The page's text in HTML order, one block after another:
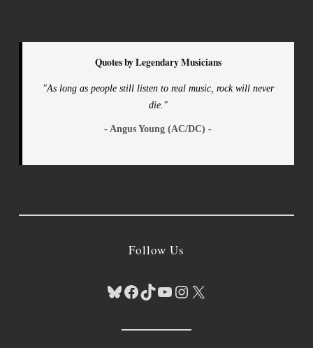
Quotes by Legendary Musicians
"As long as people still listen to real music, rock will never
die."
- Angus Young (AC/DC) -
Follow Us